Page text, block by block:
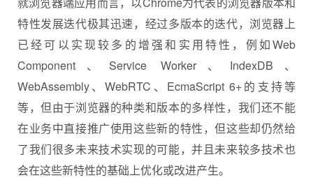
特性发展迭代极其迅速，经过多版本的迭代，浏览器上
已经可以实现较多的增强和实用特性，例如Web
Component、Service Worker、IndexDB、
WebAssembly、WebRTC、EcmaScript 6+的支持等
等，但由于浏览器的种类和版本的多样性，我们还不能
在业务中直接推广使用这些新的特性，但这些却仍然给
了我们很多未来技术实现的可能，并且未来较多技术也
会在这些新特性的基础上优化或改进产生。